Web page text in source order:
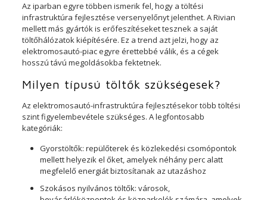
Az iparban egyre többen ismerik fel, hogy a töltési
infrastruktúra fejlesztése versenyelőnyt jelenthet. A Rivian
mellett más gyártók is erőfeszítéseket tesznek a saját
töltőhálózatok kiépítésére. Ez a trend azt jelzi, hogy az
elektromosautó-piac egyre érettebbé válik, és a cégek
hosszú távú megoldásokba fektetnek.
Milyen típusú töltők szükségesek?
Az elektromosautó-infrastruktúra fejlesztésekor több töltési
szint figyelembevétele szükséges. A legfontosabb
kategóriák:
Gyorstöltők: repülőterek és közlekedési csomópontok
mellett helyezik el őket, amelyek néhány perc alatt
megfelelő energiát biztosítanak az utazáshoz
Szokásos nyilvános töltők: városok,